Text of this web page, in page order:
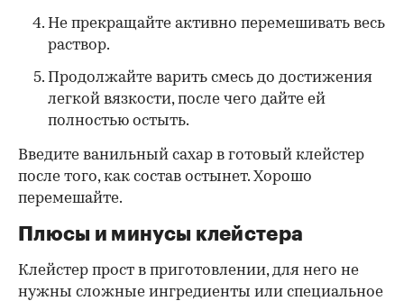
Не прекращайте активно перемешивать весь
раствор.
Продолжайте варить смесь до достижения
легкой вязкости, после чего дайте ей
полностью остыть.
Введите ванильный сахар в готовый клейстер
после того, как состав остынет. Хорошо
перемешайте.
Плюсы и минусы клейстера
Клейстер прост в приготовлении, для него не
нужны сложные ингредиенты или специальное